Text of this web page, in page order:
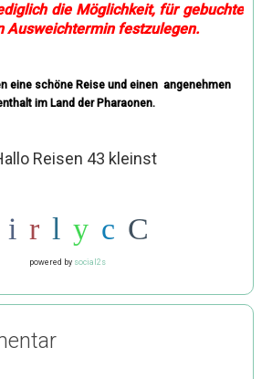
die Möglichkeit, für gebuchte
Ausweichtermin festzulegen.
eine schöne Reise und einen angenehmen
im Land der Pharaonen.
powered by social2s